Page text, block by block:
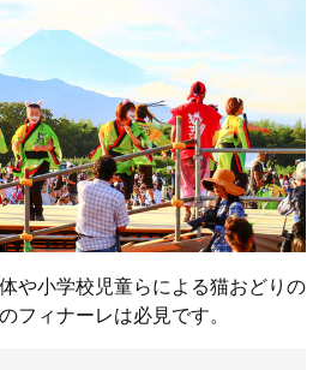
や小学校児童らによる猫おどりの
フィナーレは必見です。